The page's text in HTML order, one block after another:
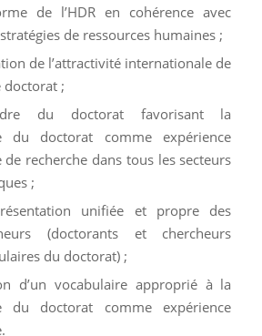
de l’HDR en cohérence avec
de ressources humaines ;
de l’attractivité internationale de
doctorat ;
du doctorat favorisant la
du doctorat comme expérience
recherche dans tous les secteurs
;
unifiée et propre des
(doctorants et chercheurs
du doctorat) ;
d’un vocabulaire approprié à la
du doctorat comme expérience